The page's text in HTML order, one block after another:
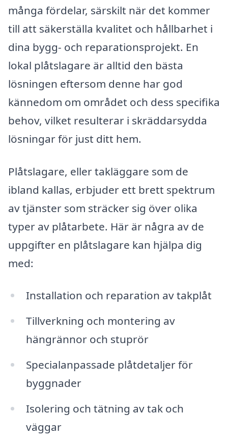
många fördelar, särskilt när det kommer
till att säkerställa kvalitet och hållbarhet i
dina bygg- och reparationsprojekt. En
lokal plåtslagare är alltid den bästa
lösningen eftersom denne har god
kännedom om området och dess specifika
behov, vilket resulterar i skräddarsydda
lösningar för just ditt hem.
Plåtslagare, eller takläggare som de
ibland kallas, erbjuder ett brett spektrum
av tjänster som sträcker sig över olika
typer av plåtarbete. Här är några av de
uppgifter en plåtslagare kan hjälpa dig
med:
Installation och reparation av takplåt
Tillverkning och montering av
hängrännor och stuprör
Specialanpassade plåtdetaljer för
byggnader
Isolering och tätning av tak och
väggar